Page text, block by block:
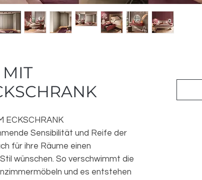
ECKSCHRANK
Sensibilität und Reife der
für ihre Räume einen
wünschen. So verschwimmt die
und es entstehen